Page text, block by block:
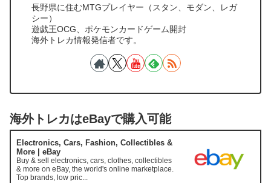
長野県に住むMTGプレイヤー（スタン、モダン、レガ
シー）
遊戯王OCG、ポケモンカードゲーム開封
海外トレカ情報発信者です。
海外トレカはeBayで購入可能
Electronics, Cars, Fashion, Collectibles &
More | eBay
Buy & sell electronics, cars, clothes, collectibles
& more on eBay, the world's online marketplace.
Top brands, low pric...